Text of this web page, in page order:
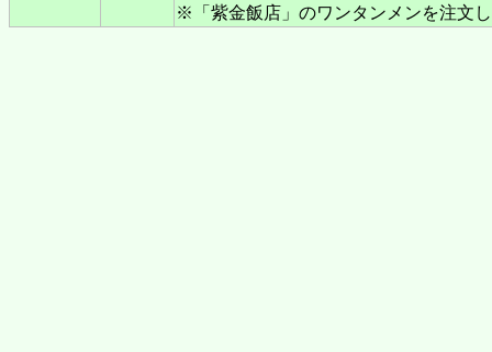
※「紫金飯店」のワンタンメンを注文